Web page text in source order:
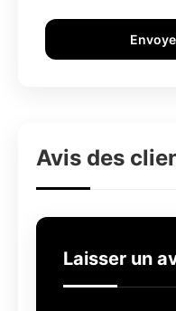
Avis des
Laisser un